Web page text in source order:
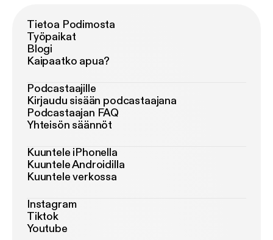
Tietoa Podimosta
Työpaikat
Blogi
Kaipaatko apua?
Podcastaajille
Kirjaudu sisään podcastaajana
Podcastaajan FAQ
Yhteisön säännöt
Kuuntele iPhonella
Kuuntele Androidilla
Kuuntele verkossa
Instagram
Tiktok
Youtube